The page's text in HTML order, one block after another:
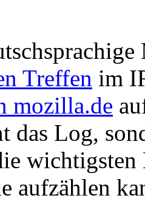
Treffen im
mozilla.de
das Log,
aufzählen